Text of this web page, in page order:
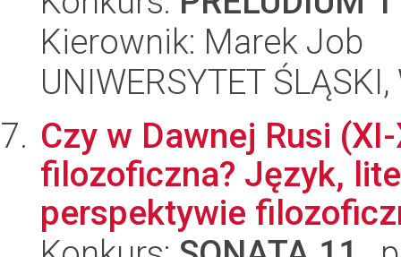
Kierownik: Marek Job
UNIWERSYTET
Czy w Dawnej Rusi
filozoficzna? Język,
perspektywie